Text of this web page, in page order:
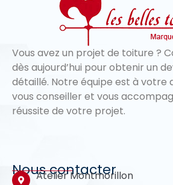
Vous avez un projet de toiture ?
dès aujourd’hui pour obtenir un
détaillé. Notre équipe est à votre
vous conseiller et vous
réussite de votre projet.
Nous contacter
Atelier Montmorillon